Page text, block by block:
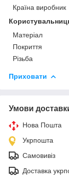
Країна виробник
Матеріал
Покриття
Різьба
Приховати
Умови
Нова Пошта
Укрпошта
Самовивіз
Доставка